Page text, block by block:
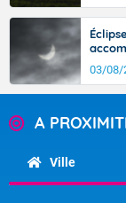
03/08/
A
Ville